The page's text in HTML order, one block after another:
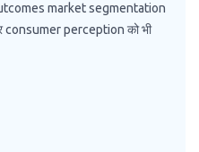
market segmentation
consumer perception को भी